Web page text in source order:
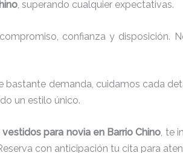
, superando cualquier expectativas.
confianza y disposición.
bastante demanda, cuidamos cada
un estilo único.
para novia en Barrio Chino, te
con anticipación tu cita para